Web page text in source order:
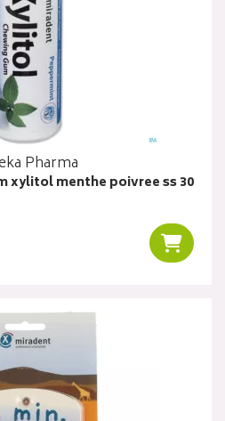
Pharma
xylitol menthe poivree ss 30